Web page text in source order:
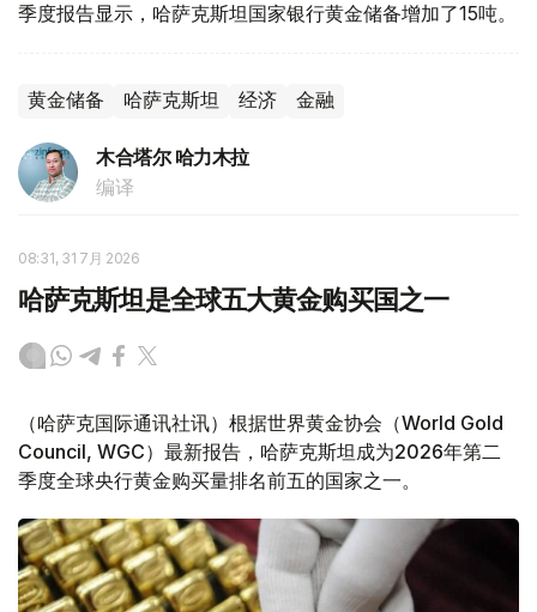
季度报告显示，哈萨克斯坦国家银行黄金储备增加了15吨。
黄金储备 哈萨克斯坦 经济 金融
木合塔尔 哈力木拉
编译
08:31, 31 7月 2026
哈萨克斯坦是全球五大黄金购买国之一
（哈萨克国际通讯社讯）根据世界黄金协会（World Gold
Council, WGC）最新报告，哈萨克斯坦成为2026年第二
季度全球央行黄金购买量排名前五的国家之一。